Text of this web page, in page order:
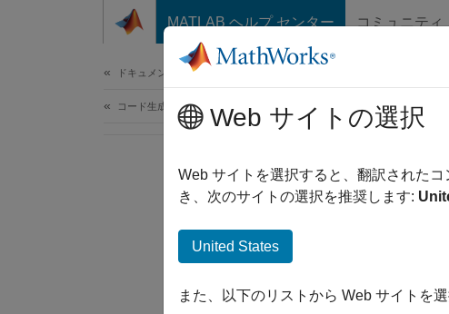
コンテンツへスキップ
MATLAB ヘルプ センター コミュニティ
ドキュメンテーションのホーム
コード生成 Web サイトの選択
Web サイトを選択すると、翻訳された
き、次のサイトの選択を推奨します:
United States
また、以下のリストから Web サイトを